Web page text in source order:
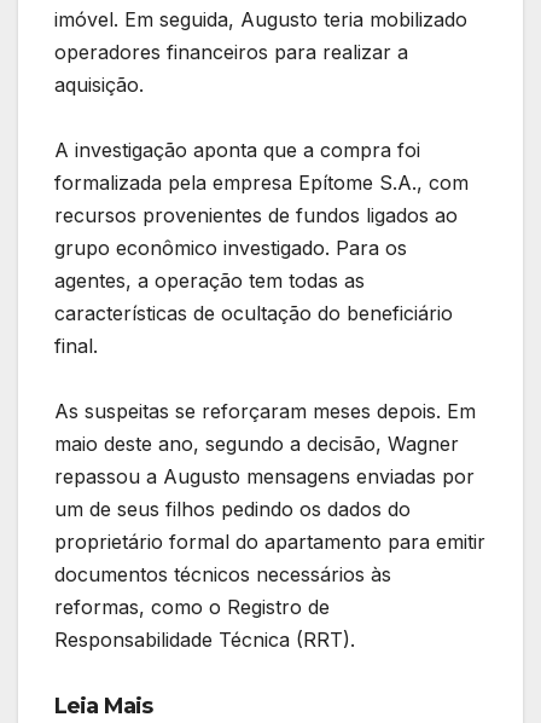
imóvel. Em seguida, Augusto teria mobilizado
operadores financeiros para realizar a
aquisição.
A investigação aponta que a compra foi
formalizada pela empresa Epítome S.A., com
recursos provenientes de fundos ligados ao
grupo econômico investigado. Para os
agentes, a operação tem todas as
características de ocultação do beneficiário
final.
As suspeitas se reforçaram meses depois. Em
maio deste ano, segundo a decisão, Wagner
repassou a Augusto mensagens enviadas por
um de seus filhos pedindo os dados do
proprietário formal do apartamento para emitir
documentos técnicos necessários às
reformas, como o Registro de
Responsabilidade Técnica (RRT).
Leia Mais